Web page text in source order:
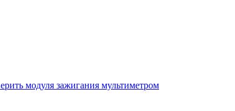
модуля зажигания мультиметром